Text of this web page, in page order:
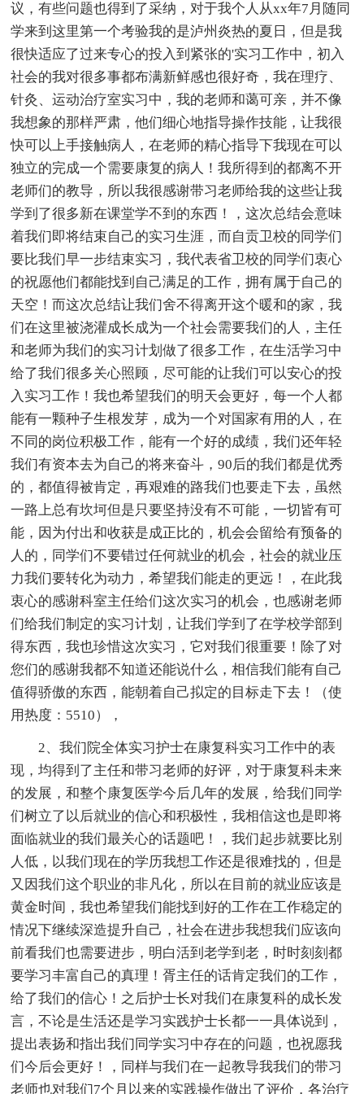
议，有些问题也得到了采纳，对于我个人从xx年7月随同
学来到这里第一个考验我的是泸州炎热的夏日，但是我
很快适应了过来专心的投入到紧张的'实习工作中，初入
社会的我对很多事都布满新鲜感也很好奇，我在理疗、
针灸、运动治疗室实习中，我的老师和蔼可亲，并不像
我想象的那样严肃，他们细心地指导操作技能，让我很
快可以上手接触病人，在老师的精心指导下我现在可以
独立的完成一个需要康复的病人！我所得到的都离不开
老师们的教导，所以我很感谢带习老师给我的这些让我
学到了很多新在课堂学不到的东西！，这次总结会意味
着我们即将结束自己的实习生涯，而自贡卫校的同学们
要比我们早一步结束实习，我代表省卫校的同学们衷心
的祝愿他们都能找到自己满足的工作，拥有属于自己的
天空！而这次总结让我们舍不得离开这个暖和的家，我
们在这里被浇灌成长成为一个社会需要我们的人，主任
和老师为我们的实习计划做了很多工作，在生活学习中
给了我们很多关心照顾，尽可能的让我们可以安心的投
入实习工作！我也希望我们的明天会更好，每一个人都
能有一颗种子生根发芽，成为一个对国家有用的人，在
不同的岗位积极工作，能有一个好的成绩，我们还年轻
我们有资本去为自己的将来奋斗，90后的我们都是优秀
的，都值得被肯定，再艰难的路我们也要走下去，虽然
一路上总有坎坷但是只要坚持没有不可能，一切皆有可
能，因为付出和收获是成正比的，机会会留给有预备的
人的，同学们不要错过任何就业的机会，社会的就业压
力我们要转化为动力，希望我们能走的更远！，在此我
衷心的感谢科室主任给们这次实习的机会，也感谢老师
们给我们制定的实习计划，让我们学到了在学校学部到
得东西，我也珍惜这次实习，它对我们很重要！除了对
您们的感谢我都不知道还能说什么，相信我们能有自己
值得骄傲的东西，能朝着自己拟定的目标走下去！（使
用热度：5510），
2、我们院全体实习护士在康复科实习工作中的表
现，均得到了主任和带习老师的好评，对于康复科未来
的发展，和整个康复医学今后几年的发展，给我们同学
们树立了以后就业的信心和积极性，我相信这也是即将
面临就业的我们最关心的话题吧！，我们起步就要比别
人低，以我们现在的学历我想工作还是很难找的，但是
又因我们这个职业的非凡化，所以在目前的就业应该是
黄金时间，我也希望我们能找到好的工作在工作稳定的
情况下继续深造提升自己，社会在进步我想我们应该向
前看我们也需要进步，明白活到老学到老，时时刻刻都
要学习丰富自己的真理！胥主任的话肯定我们的工作，
给了我们的信心！之后护士长对我们在康复科的成长发
言，不论是生活还是学习实践护士长都一一具体说到，
提出表扬和指出我们同学实习中存在的问题，也祝愿我
们今后会更好！，同样与我们在一起教导我我们的带习
老师也对我们7个月以来的实践操作做出了评价，各治疗